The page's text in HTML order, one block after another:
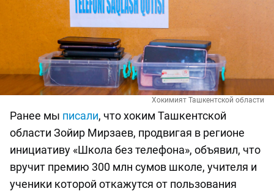
Хокимият Ташкентской области
Ранее мы писали, что хоким Ташкентской
области Зойир Мирзаев, продвигая в регионе
инициативу «Школа без телефона», объявил, что
вручит премию 300 млн сумов школе, учителя и
ученики которой откажутся от пользования